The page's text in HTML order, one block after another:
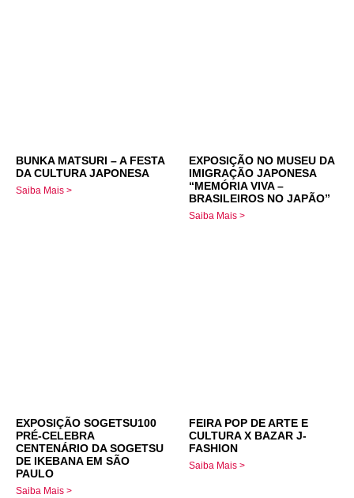
BUNKA MATSURI – A FESTA
DA CULTURA JAPONESA
Saiba Mais >
EXPOSIÇÃO NO MUSEU DA
IMIGRAÇÃO JAPONESA
“MEMÓRIA VIVA –
BRASILEIROS NO JAPÃO”
Saiba Mais >
EXPOSIÇÃO SOGETSU100
PRÉ-CELEBRA
CENTENÁRIO DA SOGETSU
DE IKEBANA EM SÃO
PAULO
Saiba Mais >
FEIRA POP DE ARTE E
CULTURA X BAZAR J-
FASHION
Saiba Mais >